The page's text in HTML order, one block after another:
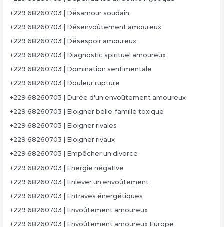
+229 68260703 | Désamour soudain
+229 68260703 | Désenvoûtement amoureux
+229 68260703 | Désespoir amoureux
+229 68260703 | Diagnostic spirituel amoureux
+229 68260703 | Domination sentimentale
+229 68260703 | Douleur rupture
+229 68260703 | Durée d'un envoûtement amoureux
+229 68260703 | Eloigner belle-famille toxique
+229 68260703 | Eloigner rivales
+229 68260703 | Eloigner rivaux
+229 68260703 | Empêcher un divorce
+229 68260703 | Energie négative
+229 68260703 | Enlever un envoûtement
+229 68260703 | Entraves énergétiques
+229 68260703 | Envoûtement amoureux
+229 68260703 | Envoûtement amoureux Europe